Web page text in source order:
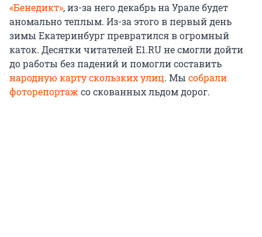
«Бенедикт», из-за него декабрь на Урале будет
аномально теплым. Из-за этого в первый день
зимы Екатеринбург превратился в огромный
каток. Десятки читателей E1.RU не смогли дойти
до работы без падений и помогли составить
народную карту скользких улиц. Мы собрали
фоторепортаж со скованных льдом дорог.